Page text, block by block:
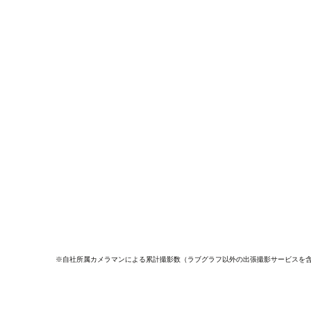
※自社所属カメラマンによる累計撮影数（ラブグラフ以外の出張撮影サービスを